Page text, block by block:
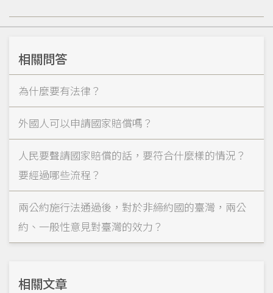
相關問答
為什麼要有法律？
外國人可以申請國家賠償嗎？
人民要聲請國家賠償的話，要符合什麼樣的情況？
要經過哪些流程？
兩公約施行法通過後，對於非締約國的臺灣，兩公
約、一般性意見對臺灣的效力？
相關文章